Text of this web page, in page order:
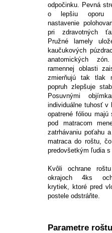
odpočinku
Pevná
o
lepšiu oporu
nastavenie
pri zdravotných
Pružné
lamely
kaučukových
anatomických
zón
ramennej oblasti
zmierňujú
tak tlak
popruh zlepšuje
Posuvnými
individuálne tuhosť v
opatrené fóliou majú
pod matracom
zatrhávaniu poťahu
matraca do roštu,
predovšetkým ľudia s
Kvôli ochrane
okrajoch 4ks
krytiek, ktoré pred
postele odstráňte.
Parametre roštu